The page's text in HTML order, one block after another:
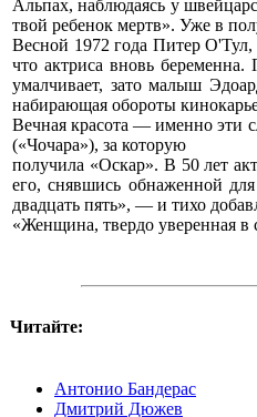
Альпах, наблюдаясь у
твой ребенок мертв». Уже в
Весной 1972 года Питер О'Тул,
что актриса вновь
умалчивает, зато малыш
набирающая обороты
Вечная красота — именно эти
(«Чочара»), за которую
получила «Оскар». В 50 лет
его, снявшись обнаженной
двадцать пять», — и тихо
«Женщина, твердо уверенная в
Читайте:
Антонио Бандерас
Дмитрий Дюжев